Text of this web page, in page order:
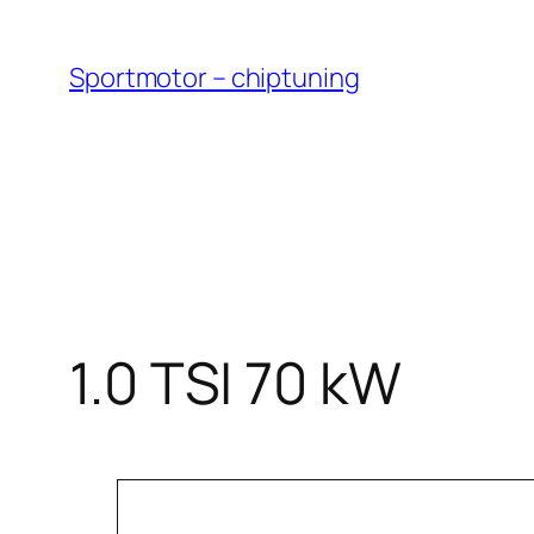
obsah
Sportmotor – chiptuning
1.0 TSI 70 kW